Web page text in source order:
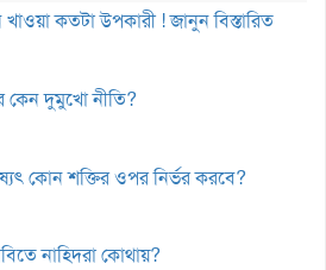
কতটা উপকারী ! জানুন বিস্তারিত
কেন দুমুখো নীতি?
কোন শক্তির ওপর নির্ভর করবে?
নাহিদরা কোথায়?